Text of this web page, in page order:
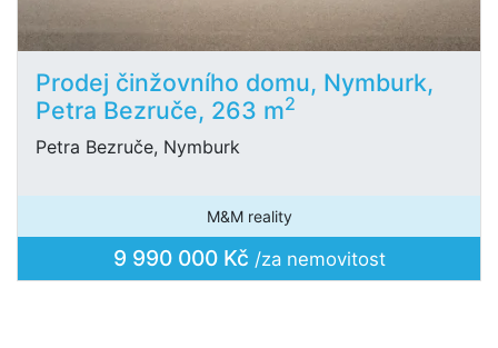
Prodej činžovního domu, Nymburk,
Petra Bezruče, 263 m2
Petra Bezruče, Nymburk
M&M reality
9 990 000 Kč /za nemovitost